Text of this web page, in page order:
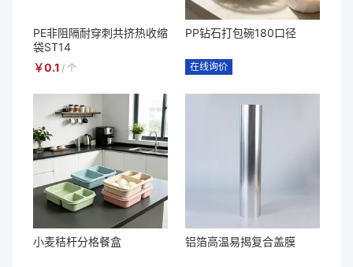
PE非阻隔耐穿刺共挤热收缩
袋ST14
￥0.1 / 个
PP钻石打包碗180口径
在线询价
小麦秸杆分格餐盒 铝箔高温易揭复合盖膜